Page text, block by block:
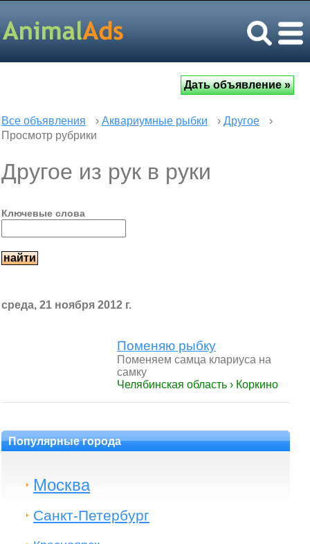
Все объявления › Аквариумные рыбки › Другое
›
Просмотр рубрики
Другое из рук в руки
Ключевые слова
среда, 21 ноября 2012 г.
Поменяю рыбку
Поменяем самца клариуса на
самку
Челябинская область › Коркино
Популярные города
Москва
Санкт-Петербург